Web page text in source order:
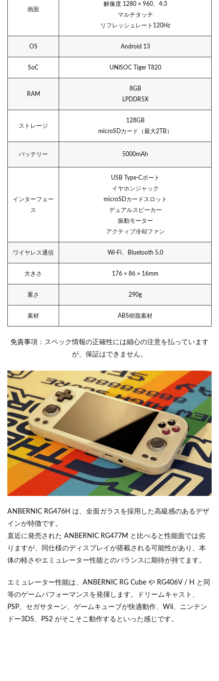
画面
解像度 1280 × 960、4:3
マルチタッチ
リフレッシュレート120Hz
OS Android 13
SoC UNISOC Tiger T820
RAM
8GB
LPDDR5X
ストレージ
128GB
microSDカード（最大2TB）
バッテリー 5000mAh
インターフェー
ス
USB Type-Cポート
イヤホンジャック
microSDカードスロット
デュアルスピーカー
振動モーター
アクティブ冷却ファン
ワイヤレス通信 Wi-Fi、Bluetooth 5.0
大きさ 176 × 86 × 16mm
重さ 290g
素材 ABS樹脂素材
免責事項：スペック情報の正確性には細心の注意を払っています
が、保証はできません。
ANBERNIC RG476H は、全面ガラスを採用した高級感のあるデザ
インが特徴です。
直近に発売された ANBERNIC RG477M と比べると性能面では劣
りますが、同仕様のディスプレイが搭載される可能性があり、本
体の軽さやエミュレーター性能とのバランスに期待が持てます。
エミュレーター性能は、ANBERNIC RG Cube や RG406V / H と同
等のゲームパフォーマンスを発揮します。ドリームキャスト、
PSP、セガサターン、ゲームキューブが快適動作、Wii、ニンテン
ドー3DS、PS2 がそこそこ動作するといった感じです。